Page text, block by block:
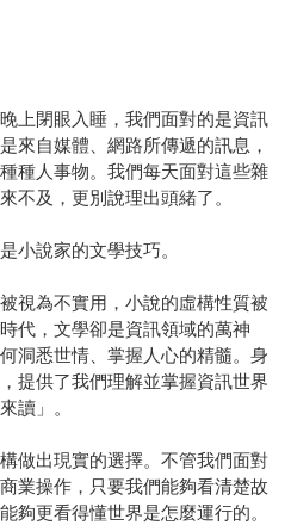
上閉眼入睡，我們面對的是資訊
來自媒體、網路所傳遞的訊息，
種人事物。我們每天面對這些雜
不及，更別說理出頭緒了。
小說家的文學技巧。
視為不實用，小說的虛構性質被
代，文學卻是資訊領域的萬神
洞悉世情、掌握人心的精髓。身
提供了我們理解並掌握資訊世界
讀」。
做出現實的選擇。不管我們面對
業操作，只要我們能夠看清楚故
夠更看得懂世界是怎麼運行的。